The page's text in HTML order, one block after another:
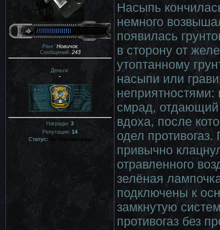
Ранг:Новичок
Сообщений:243
Деньги:
-
Награды:3
Репутация:14
Статус: За Периметром
Насыпь
немного
появилась
в сторону от
утоптанному
насыпи или
смрад, отдающий
вдоха, после
одел
привычно
отравленного
зелёная
подключены к
замкнутую
противогаз без